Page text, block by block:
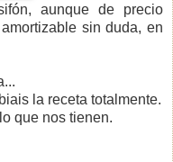
aunque de precio
sin duda, en
la receta totalmente.
que nos tienen.